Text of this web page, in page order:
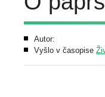
Autor:
Vyšlo v časopise